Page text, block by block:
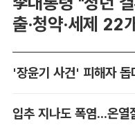
출·청약·세제 22
'장윤기 사건' 피해자 돕
입추 지나도 폭염...온